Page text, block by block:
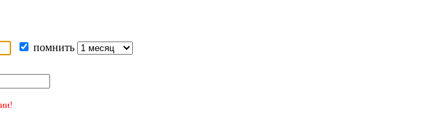
помнить